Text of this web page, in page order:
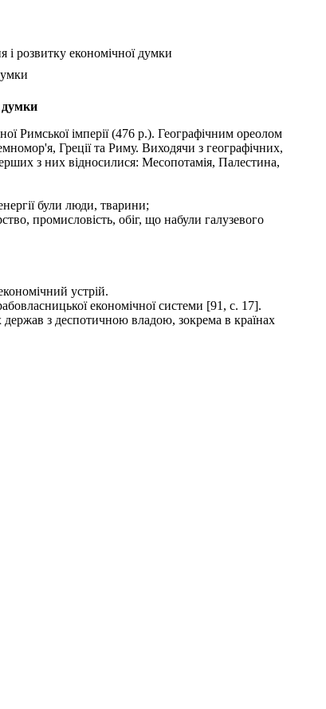
і розвитку економічної думки
думки
Римської імперії (476 р.). Географічним ореолом
Греції та Риму. Виходячи з географічних,
з них відносилися: Месопотамія, Палестина,
були люди, тварини;
промисловість, обіг, що набули галузевого
устрій.
економічної системи [91, с. 17].
з деспотичною владою, зокрема в країнах